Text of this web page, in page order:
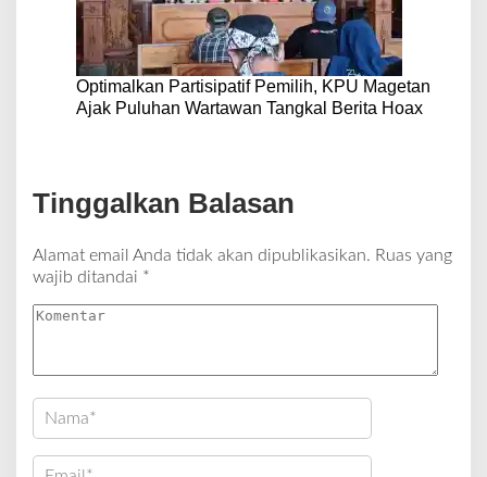
Optimalkan Partisipatif Pemilih, KPU Magetan
Ajak Puluhan Wartawan Tangkal Berita Hoax
Tinggalkan Balasan
Alamat email Anda tidak akan dipublikasikan. Ruas yang
wajib ditandai *